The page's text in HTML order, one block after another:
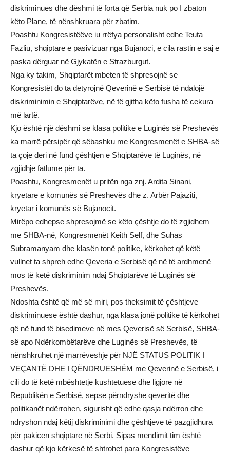
diskriminues dhe dëshmi të forta që Serbia nuk po I zbaton
këto Plane, të nënshkruara për zbatim.
Poashtu Kongresistëëve iu rrëfya personalisht edhe Teuta
Fazliu, shqiptare e pasivizuar nga Bujanoci, e cila rastin e saj e
paska dërguar në Gjykatën e Strazburgut.
Nga ky takim, Shqiptarët mbeten të shpresojnë se
Kongresistët do ta detyrojnë Qeverinë e Serbisë të ndalojë
diskriminimin e Shqiptarëve, në të gjitha këto fusha të cekura
më lartë.
Kjo është një dëshmi se klasa politike e Luginës së Preshevës
ka marrë përsipër që sëbashku me Kongresmenët e SHBA-së
ta çoje deri në fund çështjen e Shqiptarëve të Luginës, në
zgjidhje fatlume për ta.
Poashtu, Kongresmenët u pritën nga znj. Ardita Sinani,
kryetare e komunës së Preshevës dhe z. Arbër Pajaziti,
kryetar i komunës së Bujanocit.
Mirëpo edhepse shpresojmë se këto çështje do të zgjidhem
me SHBA-në, Kongresmenët Keith Self, dhe Suhas
Subramanyam dhe klasën tonë politike, kërkohet që këtë
vullnet ta shpreh edhe Qeveria e Serbisë që në të ardhmenë
mos të ketë diskriminim ndaj Shqiptarëve të Luginës së
Preshevës.
Ndoshta është që më së miri, pos theksimit të çështjeve
diskriminuese është dashur, nga klasa jonë politike të kërkohet
që në fund të bisedimeve në mes Qeverisë së Serbisë, SHBA-
së apo Ndërkombëtarëve dhe Luginës së Preshevës, të
nënshkruhet një marrëveshje për NJË STATUS POLITIK I
VEÇANTË DHE I QËNDRUESHËM me Qeverinë e Serbisë, i
cili do të ketë mbështetje kushtetuese dhe ligjore në
Republikën e Serbisë, sepse përndryshe qeveritë dhe
politikanët ndërrohen, sigurisht që edhe qasja ndërron dhe
ndryshon ndaj këtij diskriminimi dhe çështjeve të pazgjidhura
për pakicen shqiptare në Serbi. Sipas mendimit tim është
dashur që kjo kërkesë të shtrohet para Kongresistëve